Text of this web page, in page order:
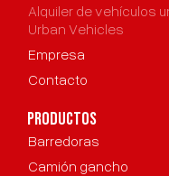
Alquiler de vehículos
Urban Vehicles
Empresa
Contacto
productos
Barredoras
Camión gancho